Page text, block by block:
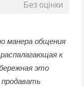
Без оцінки
манера общения
к
это